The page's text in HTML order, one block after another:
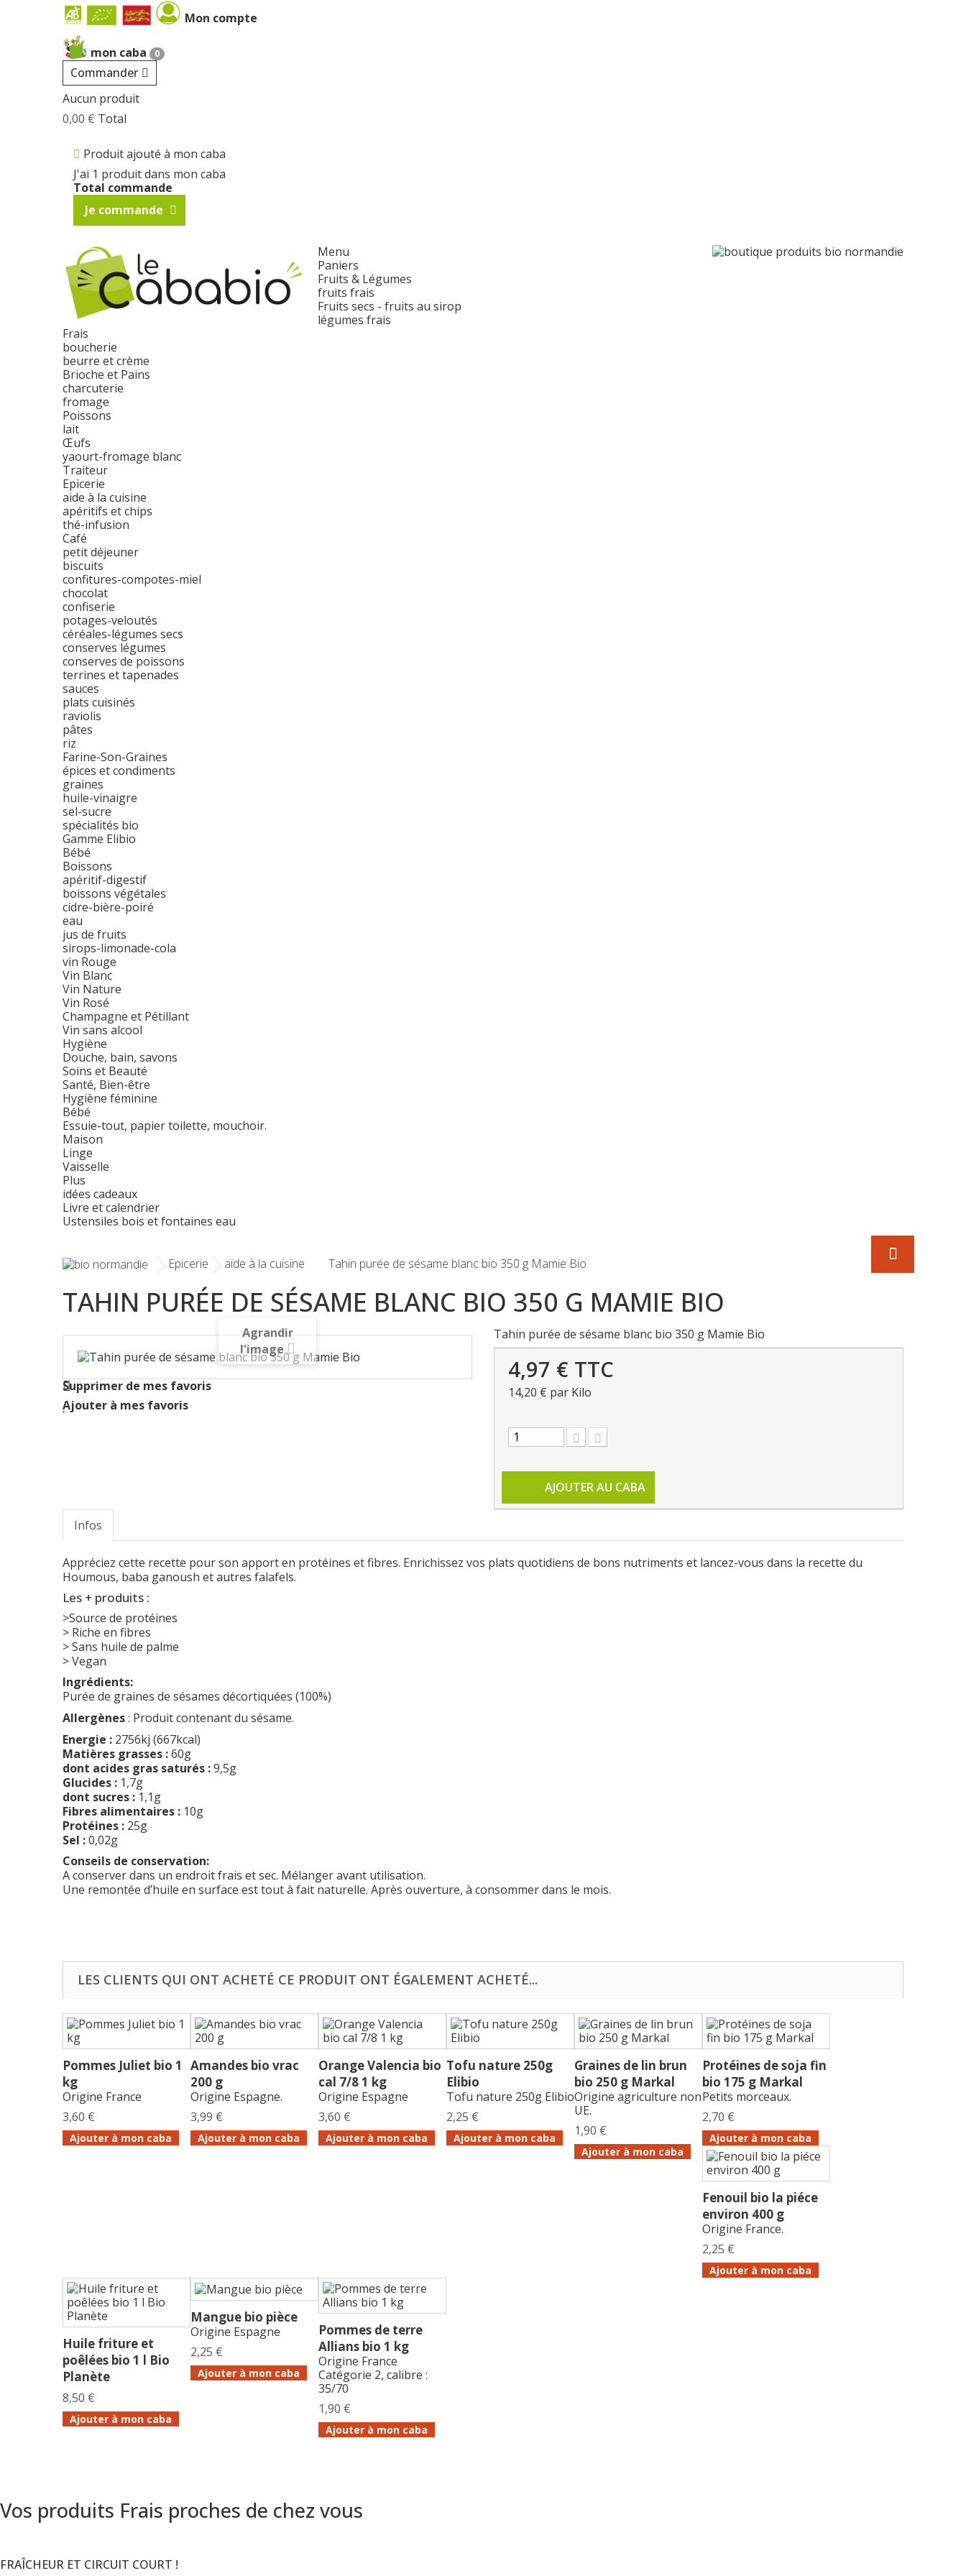
Mon compte
mon caba 0
Commander
Aucun produit
0,00 € Total
Produit ajouté à mon caba
J'ai 1 produit dans mon caba
Total commande
Je commande
Menu
Paniers
Fruits & Légumes
fruits frais
Fruits secs - fruits au sirop
légumes frais
Frais
boucherie
beurre et crème
Brioche et Pains
charcuterie
fromage
Poissons
lait
Œufs
yaourt-fromage blanc
Traiteur
Epicerie
aide à la cuisine
apéritifs et chips
thé-infusion
Café
petit déjeuner
biscuits
confitures-compotes-miel
chocolat
confiserie
potages-veloutés
céréales-légumes secs
conserves légumes
conserves de poissons
terrines et tapenades
sauces
plats cuisinés
raviolis
pâtes
riz
Farine-Son-Graines
épices et condiments
graines
huile-vinaigre
sel-sucre
spécialités bio
Gamme Elibio
Bébé
Boissons
apéritif-digestif
boissons végétales
cidre-bière-poiré
eau
jus de fruits
sirops-limonade-cola
vin Rouge
Vin Blanc
Vin Nature
Vin Rosé
Champagne et Pétillant
Vin sans alcool
Hygiène
Douche, bain, savons
Soins et Beauté
Santé, Bien-être
Hygiène féminine
Bébé
Essuie-tout, papier toilette, mouchoir.
Maison
Linge
Vaisselle
Plus
idées cadeaux
Livre et calendrier
Ustensiles bois et fontaines eau
Epicerie aide à la cuisine Tahin purée de sésame blanc bio 350 g Mamie Bio
TAHIN PURÉE DE SÉSAME BLANC BIO 350 G MAMIE BIO
Agrandir
l'image
Supprimer de mes favoris
Ajouter à mes favoris
Tahin purée de sésame blanc bio 350 g Mamie Bio
4,97 € TTC
14,20 € par Kilo
AJOUTER AU CABA
Infos
Appréciez cette recette pour son apport en protéines et fibres. Enrichissez vos plats quotidiens de bons nutriments et lancez-vous dans la recette du
Houmous, baba ganoush et autres falafels.
Les + produits :
>Source de protéines
> Riche en fibres
> Sans huile de palme
> Vegan
Ingrédients:
Purée de graines de sésames décortiquées (100%)
Allergènes: Produit contenant du sésame.
Energie : 2756kj (667kcal)
Matières grasses :60g
dont acides gras saturés :9,5g
Glucides : 1,7g
dont sucres : 1,1g
Fibres alimentaires : 10g
Protéines : 25g
Sel :0,02g
Conseils de conservation:
A conserver dans un endroit frais et sec. Mélanger avant utilisation.
Une remontée d’huile en surface est tout à fait naturelle. Après ouverture, à consommer dans le mois.
LES CLIENTS QUI ONT ACHETÉ CE PRODUIT ONT ÉGALEMENT ACHETÉ...
Pommes Juliet bio 1
kg
Origine France
3,60 €
Ajouter à mon caba
Amandes bio vrac
200 g
Origine Espagne.
3,99 €
Ajouter à mon caba
Orange Valencia bio
cal 7/8 1 kg
Origine Espagne
3,60 €
Ajouter à mon caba
Tofu nature 250g
Elibio
Tofu nature 250g Elibio
2,25 €
Ajouter à mon caba
Graines de lin brun
bio 250 g Markal
Origine agriculture non
UE.
1,90 €
Ajouter à mon caba
Protéines de soja fin
bio 175 g Markal
Petits morceaux.
2,70 €
Ajouter à mon caba
Fenouil bio la piéce
environ 400 g
Origine France.
2,25 €
Ajouter à mon caba
Huile friture et
poêlées bio 1 l Bio
Planète
8,50 €
Ajouter à mon caba
Mangue bio pièce
Origine Espagne
2,25 €
Ajouter à mon caba
Pommes de terre
Allians bio 1 kg
Origine France
Catégorie 2, calibre :
35/70
1,90 €
Ajouter à mon caba
Vos produits Frais proches de chez vous
FRAÎCHEUR ET CIRCUIT COURT !
Cookies management panel